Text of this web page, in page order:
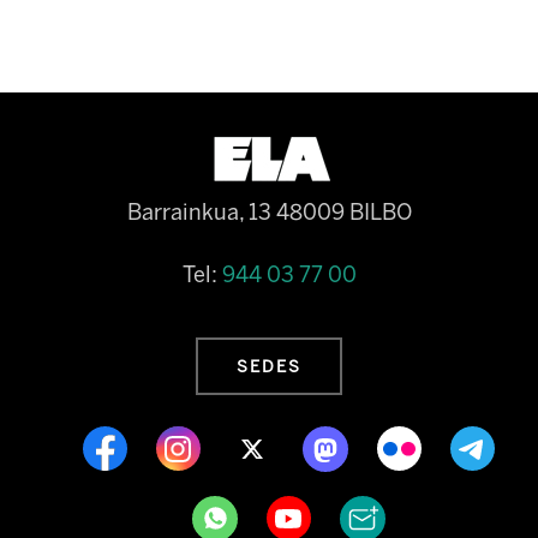
Barrainkua, 13 48009 BILBO
Tel: 944 03 77 00
SEDES